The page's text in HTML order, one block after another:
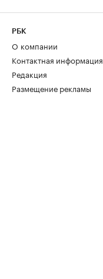
РБК
О компании
Контактная информация
Редакция
Размещение рекламы